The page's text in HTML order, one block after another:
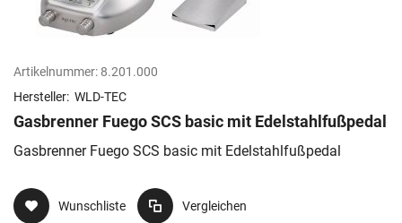
Artikelnummer: 8.201.000
Hersteller: WLD-TEC
Gasbrenner Fuego SCS basic mit Edelstahlfußpedal
Gasbrenner Fuego SCS basic mit Edelstahlfußpedal
Wunschliste Vergleichen